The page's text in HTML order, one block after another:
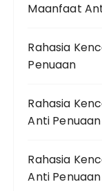
Maanfaat
Rahasia
Penuaan
Rahasia
Anti Penuaan
Rahasia
Anti Penuaan